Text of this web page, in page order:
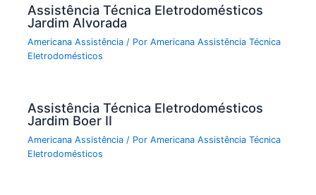
Assistência Técnica Eletrodomésticos
Jardim Alvorada
Americana Assistência / PorAmericana Assistência Técnica
Eletrodomésticos
Assistência Técnica Eletrodomésticos
Jardim Boer II
Americana Assistência / PorAmericana Assistência Técnica
Eletrodomésticos